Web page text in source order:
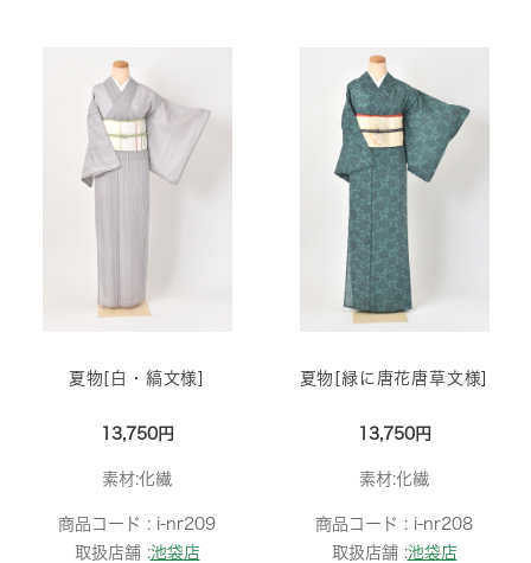
夏物[白・縞文様]
13,750円
素材:化繊
商品コード : i-nr209
取扱店舗 :池袋店
夏物[緑に唐花唐草文様]
13,750円
素材:化繊
商品コード : i-nr208
取扱店舗 :池袋店